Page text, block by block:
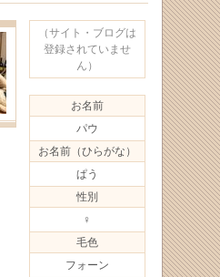
（サイト・ブログは
登録されていませ
ん）
お名前
パウ
お名前（ひらがな）
ぱう
性別
♀
毛色
フォーン